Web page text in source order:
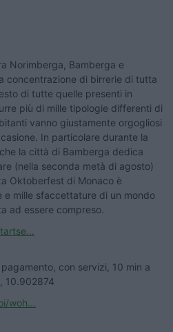
Norimberga, Bamberga e
concentrazione di birrerie di tutta
di tutte quelle presenti in
più di mille tipologie differenti di
vanno giustamente orgogliosi
In particolare durante la
la città di Bamberga dedica
(nella seconda metà di agosto)
Oktoberfest di Monaco è
e mille sfaccettature di un mondo
ad essere compreso.
con servizi, 10 min a
10.902874
woh...